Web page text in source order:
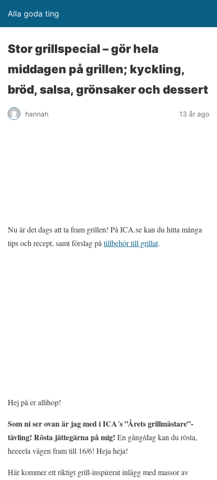
Alla goda ting
Stor grillspecial – gör hela
middagen på grillen; kyckling,
bröd, salsa, grönsaker och dessert
hannah 13 år ago
Nu är det dags att ta fram grillen! På ICA.se kan du hitta många
tips och recept, samt förslag på tillbehör till grillat.
Hej på er allihop!
Som ni ser ovan är jag med i ICA´s ”Årets grillmästare”-
tävling! Rösta jättegärna på mig! En gång/dag kan du rösta,
heeeela vägen fram till 16/6! Heja heja!
Här kommer ett riktigt grill-inspirerat inlägg med massor av